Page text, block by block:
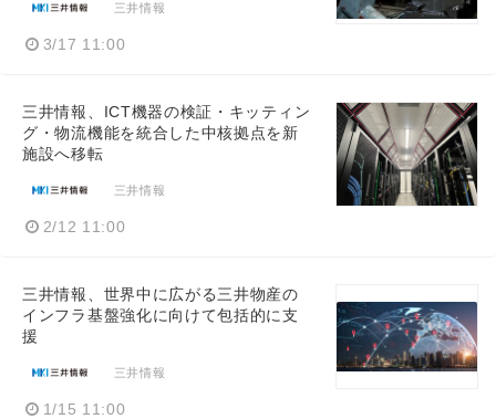
三井情報
3/17 11:00
三井情報、ICT機器の検証・キッティン
グ・物流機能を統合した中核拠点を新
施設へ移転
三井情報
2/12 11:00
三井情報、世界中に広がる三井物産の
インフラ基盤強化に向けて包括的に支
援
三井情報
1/15 11:00